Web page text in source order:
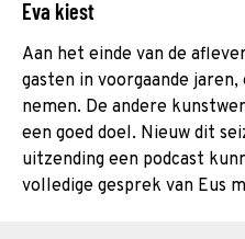
Eva kiest
Aan het einde van de
gasten in voorgaande
nemen. De andere
een goed doel. Nieuw dit
uitzending een podcast
volledige gesprek van Eus